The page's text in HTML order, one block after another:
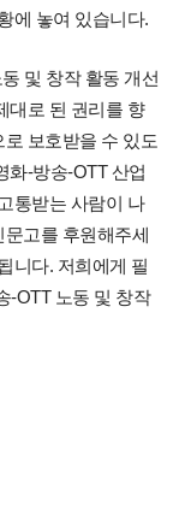
에 놓여 있습니다.
및 창작 활동 개선
대로 된 권리를 향
보호받을 수 있도
화-방송-OTT 산업
통받는 사람이 나
고를 후원해주세
니다. 저희에게 필
-OTT 노동 및 창작